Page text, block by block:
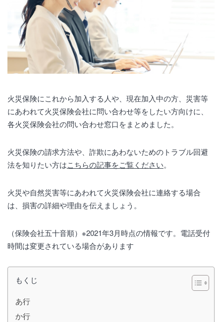
火災保険にこれから加入する人や、現在加入中の方、災害等
にあわれて火災保険会社に問い合わせ等をしたい方向けに、
各火災保険会社の問い合わせ窓口をまとめました。
火災保険の請求方法や、詐欺にあわないためのトラブル回避
法を知りたい方はこちらの記事をご覧ください。
火災や自然災害等にあわれて火災保険会社に連絡する場合
は、損害の詳細や理由を伝えましょう。
（保険会社五十音順）※2021年3月時点の情報です。電話受付
時間は変更されている場合があります
もくじ
あ行
か行